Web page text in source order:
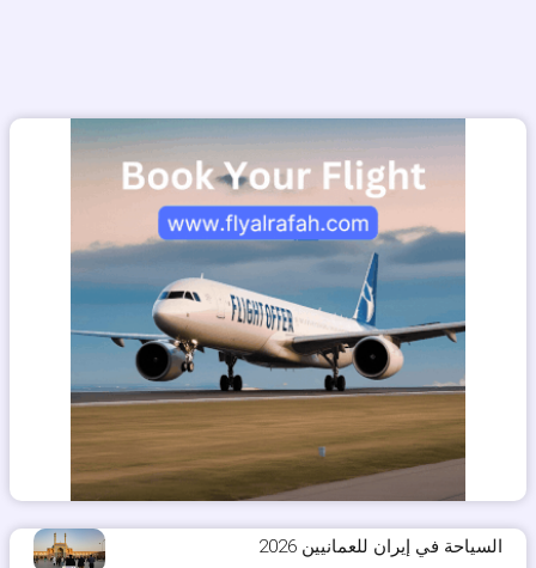
السياحة في إيران للعمانيين 2026